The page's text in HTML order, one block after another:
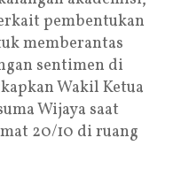
pembentukan
memberantas
sentimen di
Wakil Ketua
Wijaya saat
20/10 di ruang